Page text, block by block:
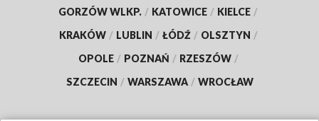
GORZÓW WLKP. / KATOWICE / KIELCE /
KRAKÓW / LUBLIN / ŁÓDŹ / OLSZTYN /
OPOLE / POZNAŃ / RZESZÓW /
SZCZECIN / WARSZAWA / WROCŁAW